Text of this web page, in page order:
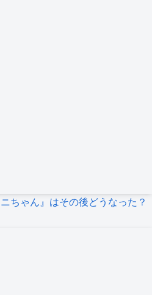
ちゃん』はその後どうなった？